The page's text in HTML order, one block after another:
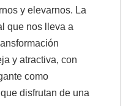
y elevarnos. La
que nos lleva a
y atractiva, con
como
disfrutan de una